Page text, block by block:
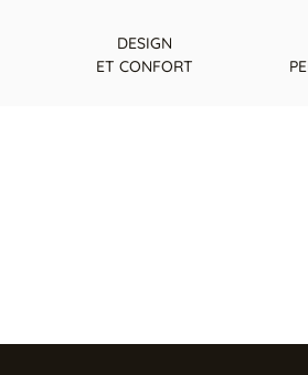
DESIGN
ET CONFORT